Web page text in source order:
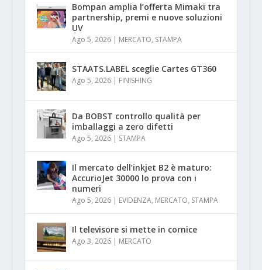
Bompan amplia l’offerta Mimaki tra
partnership, premi e nuove soluzioni
UV
Ago 5, 2026| MERCATO, STAMPA
STAATS.LABEL sceglie Cartes GT360
Ago 5, 2026| FINISHING
Da BOBST controllo qualità per
imballaggi a zero difetti
Ago 5, 2026| STAMPA
Il mercato dell’inkjet B2 è maturo:
AccurioJet 30000 lo prova con i
numeri
Ago 5, 2026| EVIDENZA, MERCATO, STAMPA
Il televisore si mette in cornice
Ago 3, 2026| MERCATO